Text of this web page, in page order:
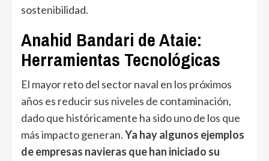
sostenibilidad.
Anahid Bandari de Ataie:
Herramientas Tecnológicas
El mayor reto del sector naval en los próximos
años es reducir sus niveles de contaminación,
dado que históricamente ha sido uno de los que
más impacto generan.Ya hay algunos ejemplos
de empresas navieras que han iniciado su